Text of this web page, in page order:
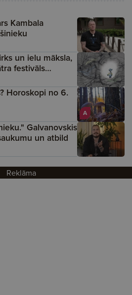
Kambala
un ielu māksla,
festivāls…
A
Horoskopi no 6.
Galvanovskis
un atbild
Reklāma